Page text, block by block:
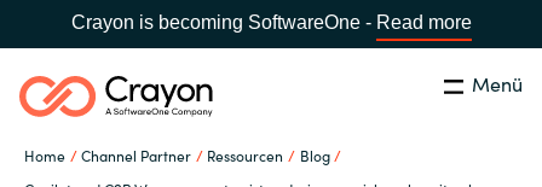
Crayon is becoming SoftwareOne - Read more
Menü
Home Channel Partner Ressourcen
Blog
Suchen Schließen